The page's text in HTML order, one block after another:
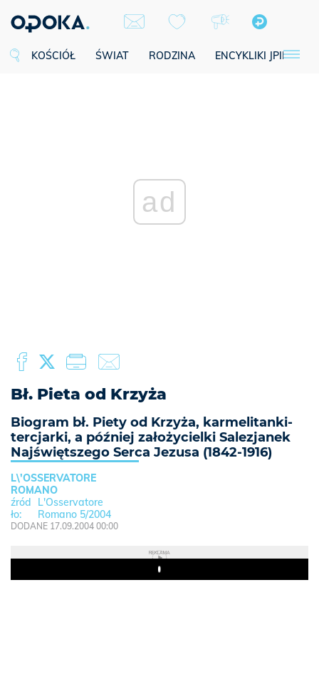
KOŚCIÓŁ ŚWIAT RODZINA ENCYKLIKI JPII
ad
Bł. Pieta od Krzyża
Biogram bł. Piety od Krzyża, karmelitanki-
tercjarki, a później założycielki Salezjanek
Najświętszego Serca Jezusa (1842-1916)
L\'OSSERVATORE
ROMANO
L'Osservatore
Romano 5/2004
DODANE 17.09.2004 00:00
REKLAMA
Play